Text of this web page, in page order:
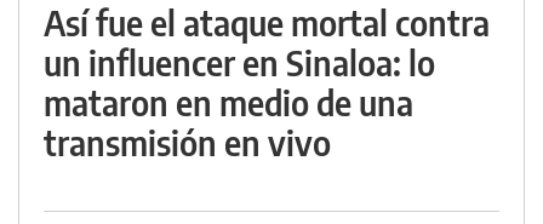
Así fue el ataque mortal contra
un influencer en Sinaloa: lo
mataron en medio de una
transmisión en vivo